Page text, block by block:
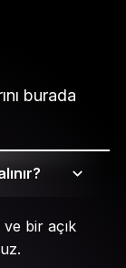
burada
ve bir açık